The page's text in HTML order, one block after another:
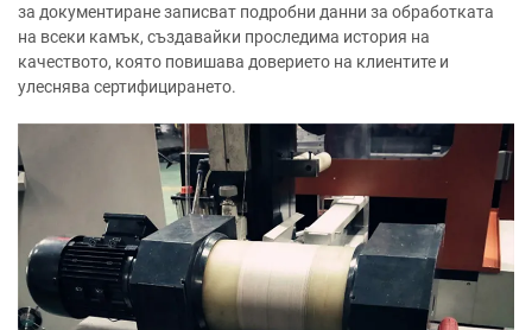
за документиране записват подробни данни за обработката
на всеки камък, създавайки проследима история на
качеството, която повишава доверието на клиентите и
улеснява сертифицирането.